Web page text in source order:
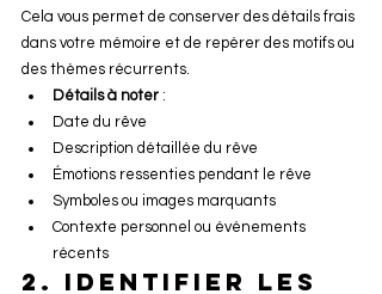
Cela vous permet de conserver des détails frais
dans votre mémoire et de repérer des motifs ou
des thèmes récurrents.
Détails à noter :
Date du rêve
Description détaillée du rêve
Émotions ressenties pendant le rêve
Symboles ou images marquants
Contexte personnel ou événements
récents
2. Identifier les